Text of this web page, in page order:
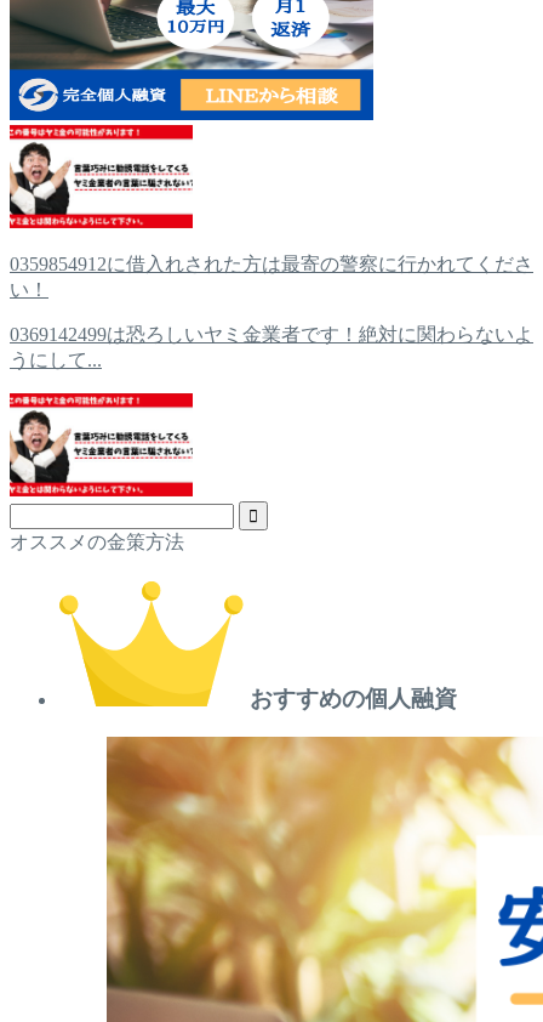
0359854912に借入れされた方は最寄の警察に行かれてくださ
い！
0369142499は恐ろしいヤミ金業者です！絶対に関わらないよ
うにして...
オススメの金策方法
おすすめの個人融資